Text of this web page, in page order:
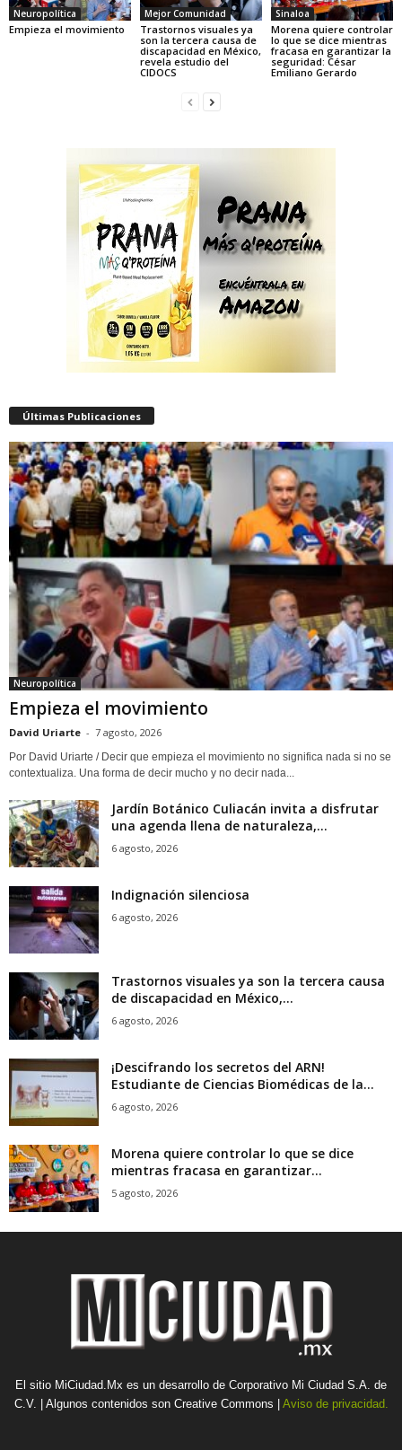
Neuropolítica
Empieza el movimiento
Mejor Comunidad
Trastornos visuales ya
son la tercera causa de
discapacidad en México,
revela estudio del
CIDOCS
Sinaloa
Morena quiere controlar
lo que se dice mientras
fracasa en garantizar la
seguridad: César
Emiliano Gerardo
Últimas Publicaciones
Neuropolítica
Empieza el movimiento
David Uriarte - 7 agosto, 2026
Por David Uriarte / Decir que empieza el movimiento no significa nada si no se
contextualiza. Una forma de decir mucho y no decir nada...
Jardín Botánico Culiacán invita a disfrutar
una agenda llena de naturaleza,...
6 agosto, 2026
Indignación silenciosa
6 agosto, 2026
Trastornos visuales ya son la tercera causa
de discapacidad en México,...
6 agosto, 2026
¡Descifrando los secretos del ARN!
Estudiante de Ciencias Biomédicas de la...
6 agosto, 2026
Morena quiere controlar lo que se dice
mientras fracasa en garantizar...
5 agosto, 2026
El sitio MiCiudad.Mx es un desarrollo de Corporativo Mi Ciudad S.A. de
C.V. | Algunos contenidos son Creative Commons | Aviso de privacidad.